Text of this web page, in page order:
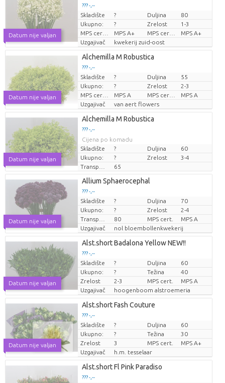
Datum nije valjan
??? -,--
Cijena po komadu
Skladište ? Duljina
80
Ukupno:
? Zrelost
1-3
MPS certifikat.
MPS A+
MPS A+
Uzgajivač
kwekerij zuid-oost
Datum nije valjan
Alchemilla M Robustica
??? -,--
Cijena po komadu
Skladište ? Duljina
55
Ukupno:
? Zrelost
2-3
MPS certifikat.
MPS A
MPS A
Uzgajivač
van aert flowers
Datum nije valjan
Alchemilla M Robustica
??? -,--
Cijena po komadu
Skladište
? Duljina
60
Ukupno:
? Zrelost
3-4
65
Datum nije valjan
Allium Sphaerocephal
??? -,--
Cijena po komadu
Skladište ? Duljina
70
Ukupno:
? Zrelost
2-4
80 MPS cert.
MPS A
Uzgajivač
nol bloembollenkwekerij
Datum nije valjan
Alst.short Badalona Yellow NEW!!
??? -,--
Cijena po komadu
Skladište ? Duljina
60
Ukupno:
? Težina
40
Zrelost
2-3 MPS cert.
MPS A
Uzgajivač
hoogenboom alstroemeria
Datum nije valjan
Alst.short Fash Couture
??? -,--
Cijena po komadu
Skladište ? Duljina
60
Ukupno:
? Težina
30
Zrelost
3 MPS cert.
MPS A+
Uzgajivač
h.m. tesselaar
Alst.short Fl Pink Paradiso
??? -,--